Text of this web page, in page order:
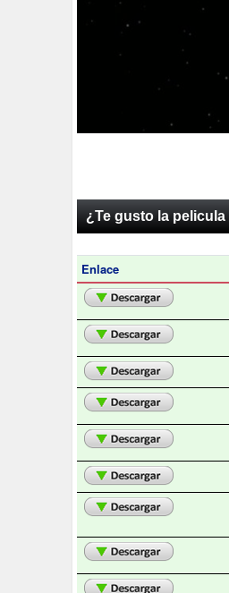
¿Te gusto la pelicula
Enlace